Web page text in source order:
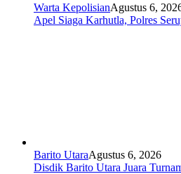
Warta KepolisianAgustus 6,
Apel Siaga Karhutla, Polres
Barito UtaraAgustus 6, 2026
Disdik Barito Utara Juara